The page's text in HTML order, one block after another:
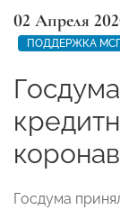
02 Апреля
ПОДДЕРЖКА
Госдума